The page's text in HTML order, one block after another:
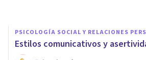
PSICOLOGÍA SOCIAL Y RELACIONES
Estilos comunicativos y